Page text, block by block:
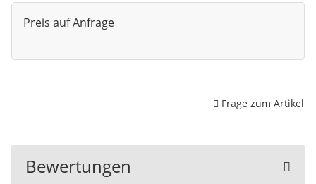
Preis auf Anfrage
Frage zum Artikel
Bewertungen